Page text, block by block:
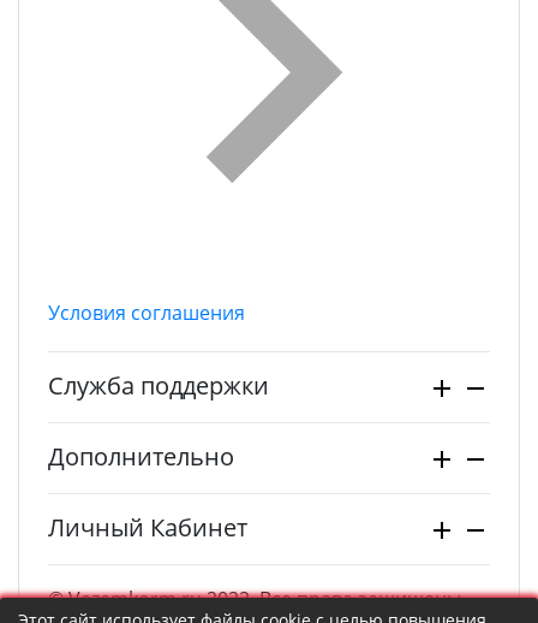
Условия соглашения
Служба поддержки
Дополнительно
Личный Кабинет
© Vezemkorm.ru 2022. Все права защищены.